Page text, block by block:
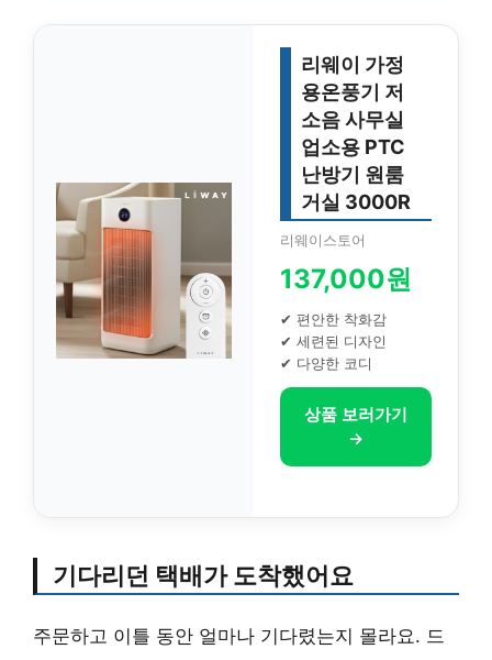
리웨이 가정
용온풍기 저
소음 사무실
업소용 PTC
난방기 원룸
거실 3000R
리웨이스토어
137,000원
✔ 편안한 착화감
✔ 세련된 디자인
✔ 다양한 코디
상품 보러가기
→
기다리던 택배가 도착했어요
주문하고 이틀 동안 얼마나 기다렸는지 몰라요. 드